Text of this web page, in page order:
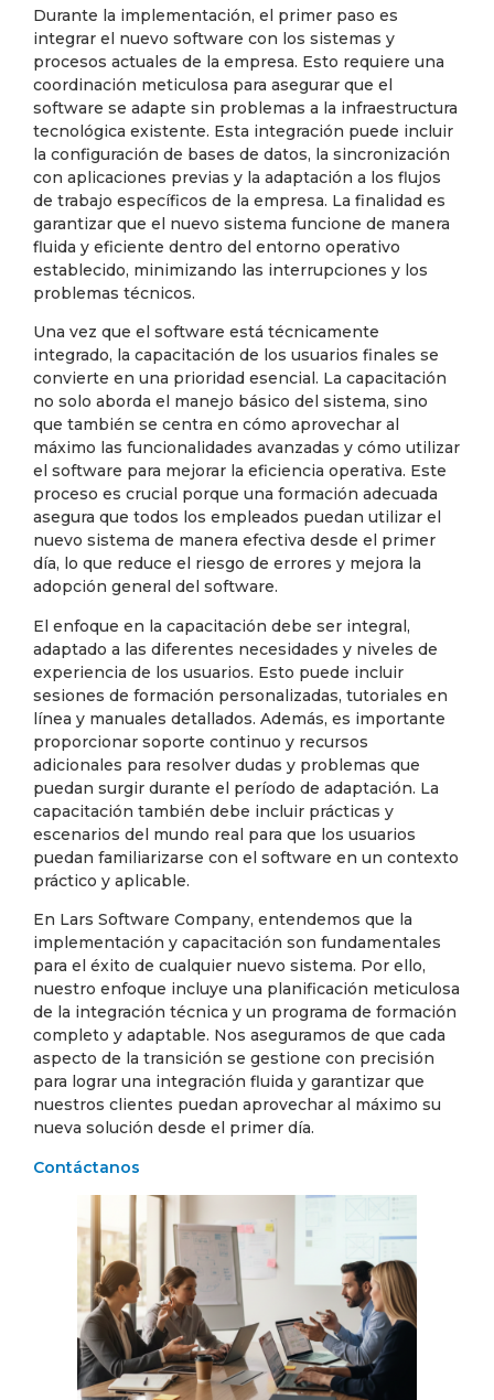
Durante la implementación, el primer paso es
integrar el nuevo software con los sistemas y
procesos actuales de la empresa. Esto requiere una
coordinación meticulosa para asegurar que el
software se adapte sin problemas a la infraestructura
tecnológica existente. Esta integración puede incluir
la configuración de bases de datos, la sincronización
con aplicaciones previas y la adaptación a los flujos
de trabajo específicos de la empresa. La finalidad es
garantizar que el nuevo sistema funcione de manera
fluida y eficiente dentro del entorno operativo
establecido, minimizando las interrupciones y los
problemas técnicos.
Una vez que el software está técnicamente
integrado, la capacitación de los usuarios finales se
convierte en una prioridad esencial. La capacitación
no solo aborda el manejo básico del sistema, sino
que también se centra en cómo aprovechar al
máximo las funcionalidades avanzadas y cómo utilizar
el software para mejorar la eficiencia operativa. Este
proceso es crucial porque una formación adecuada
asegura que todos los empleados puedan utilizar el
nuevo sistema de manera efectiva desde el primer
día, lo que reduce el riesgo de errores y mejora la
adopción general del software.
El enfoque en la capacitación debe ser integral,
adaptado a las diferentes necesidades y niveles de
experiencia de los usuarios. Esto puede incluir
sesiones de formación personalizadas, tutoriales en
línea y manuales detallados. Además, es importante
proporcionar soporte continuo y recursos
adicionales para resolver dudas y problemas que
puedan surgir durante el período de adaptación. La
capacitación también debe incluir prácticas y
escenarios del mundo real para que los usuarios
puedan familiarizarse con el software en un contexto
práctico y aplicable.
En Lars Software Company, entendemos que la
implementación y capacitación son fundamentales
para el éxito de cualquier nuevo sistema. Por ello,
nuestro enfoque incluye una planificación meticulosa
de la integración técnica y un programa de formación
completo y adaptable. Nos aseguramos de que cada
aspecto de la transición se gestione con precisión
para lograr una integración fluida y garantizar que
nuestros clientes puedan aprovechar al máximo su
nueva solución desde el primer día.
Contáctanos